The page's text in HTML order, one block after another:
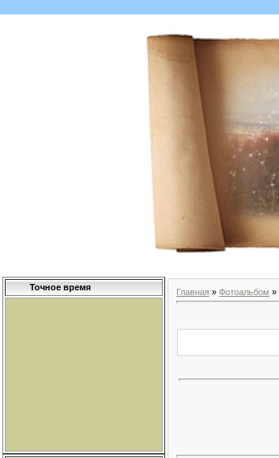
Точное время Главная » Фотоальбом »